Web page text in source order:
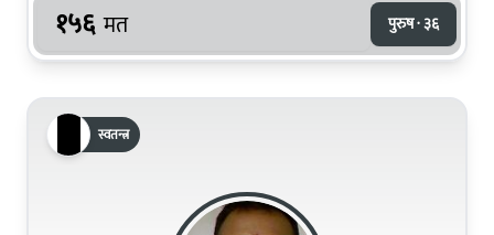
१५६ मत पुरुष · ३६
स्वतन्त्र